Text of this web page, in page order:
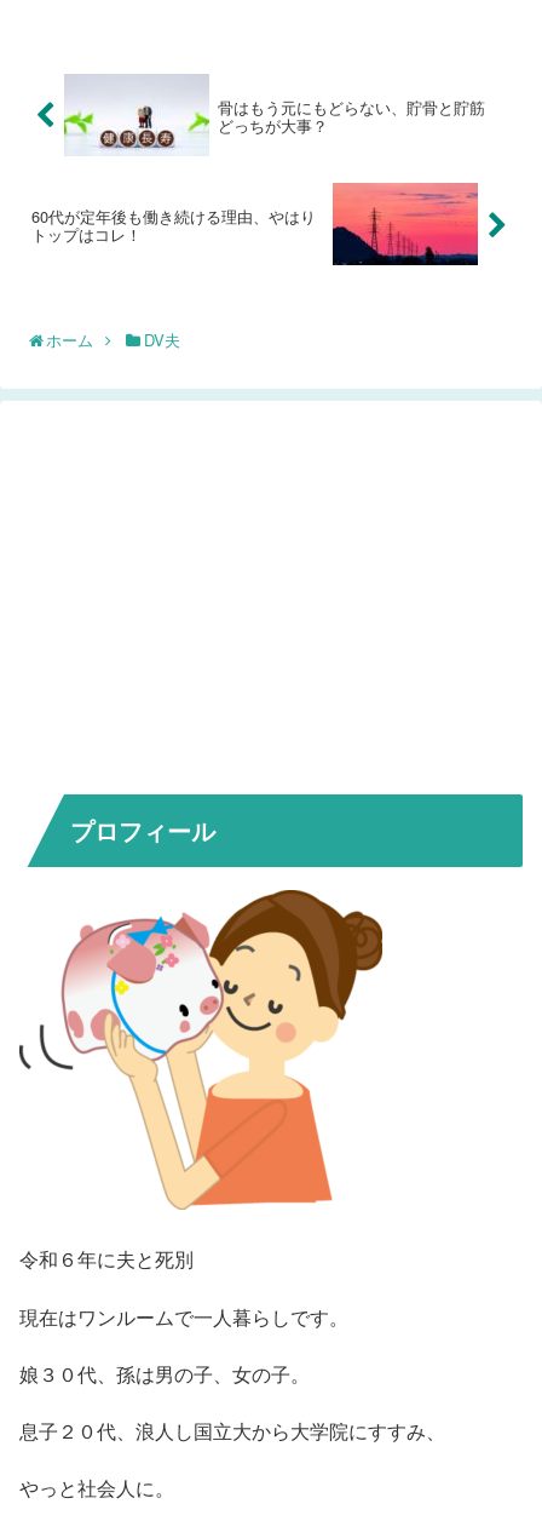
骨はもう元にもどらない、貯骨と貯筋
どっちが大事？
60代が定年後も働き続ける理由、やはり
トップはコレ！
ホーム DV夫
プロフィール
令和６年に夫と死別
現在はワンルームで一人暮らしです。
娘３０代、孫は男の子、女の子。
息子２０代、浪人し国立大から大学院にすすみ、
やっと社会人に。